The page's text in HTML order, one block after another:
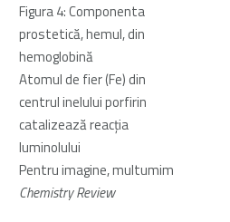
Figura 4: Componenta
prostetică, hemul, din
hemoglobină
Atomul de fier (Fe) din
centrul inelului porfirin
catalizează reacţia
luminolului
Pentru imagine, multumim
Chemistry Review